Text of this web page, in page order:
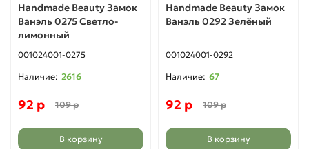
Handmade Beauty Замок
Ванэль 0275 Светло-
лимонный
001024001-0275
2616
92 р 109 р
В корзину
Handmade Beauty Замок
Ванэль 0292 Зелёный
001024001-0292
67
92 р 109 р
В корзину